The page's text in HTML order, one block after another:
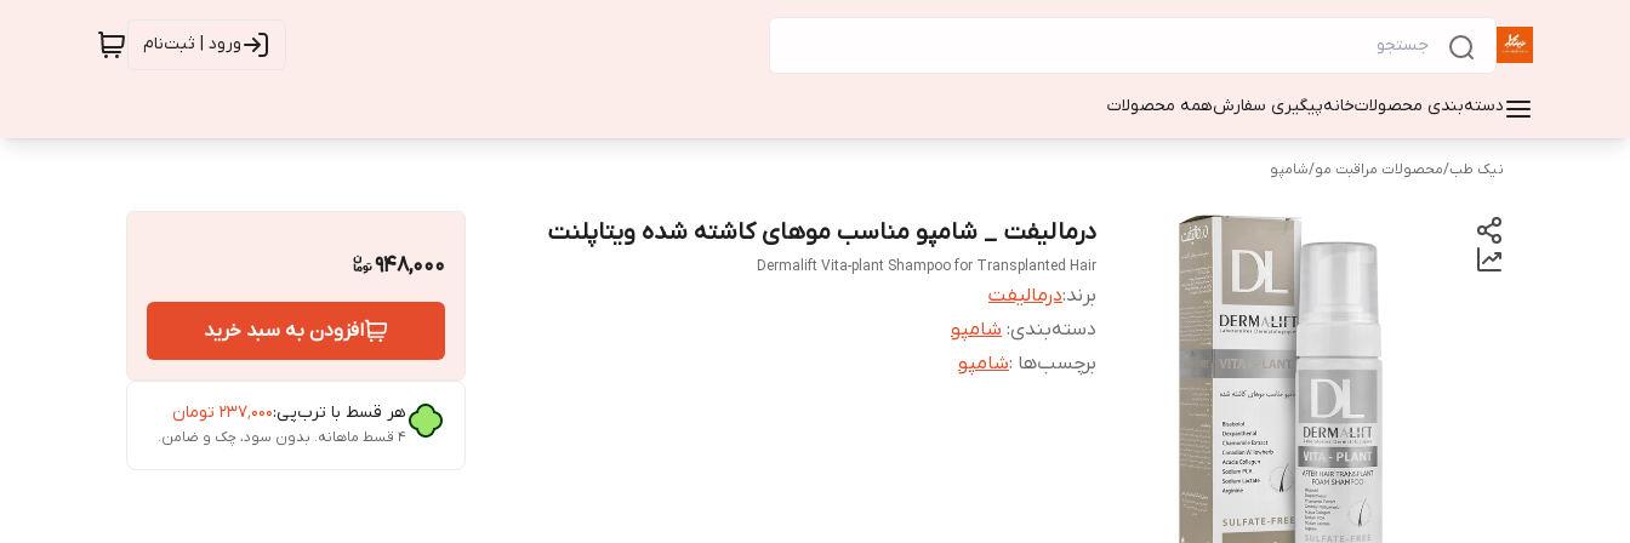
ورود | ثبت‌نام
دسته‌بندی محصولاتخانهپیگیری سفارشهمه محصولات
نیک طب/محصولات مراقبت مو/شامپو
درمالیفت _ شامپو مناسب موهای کاشته شده ویتاپلنت
Dermalift Vita-plant Shampoo for Transplanted Hair
برند:درمالیفت
دسته‌بندی: شامپو
برچسب‌ها :شامپو
948,000
افزودن به سبد خرید
هر قسط با ترب‌پی:۲۳۷٬۰۰۰ تومان
۴ قسط ماهانه. بدون سود، چک و ضامن.